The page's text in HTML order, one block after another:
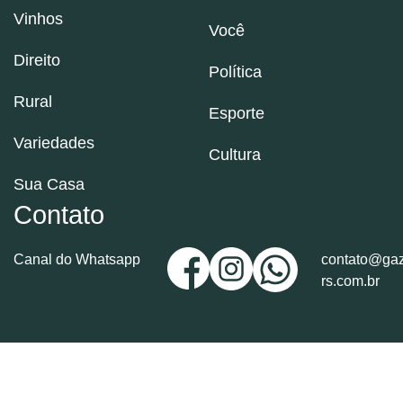
Vinhos
Direito
Rural
Variedades
Sua Casa
Você
Política
Esporte
Cultura
Contato
Canal do Whatsapp
rs.com.br